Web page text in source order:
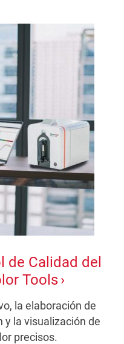
de Calidad del
Tools
la elaboración de
y la visualización de
precisos.